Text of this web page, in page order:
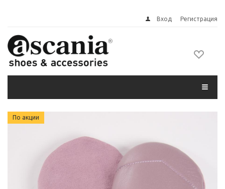
Вход Регистрация
По акции